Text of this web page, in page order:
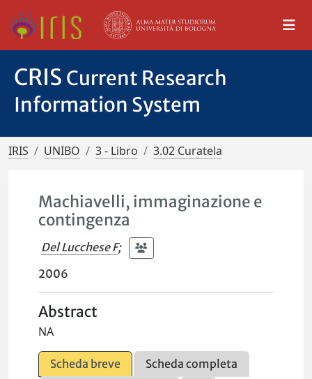
CRIS Current Research
Information System
IRIS UNIBO 3 - Libro 3.02 Curatela
Machiavelli, immaginazione e
contingenza
Del Lucchese F;
2006
Abstract
NA
Scheda breve
Scheda completa